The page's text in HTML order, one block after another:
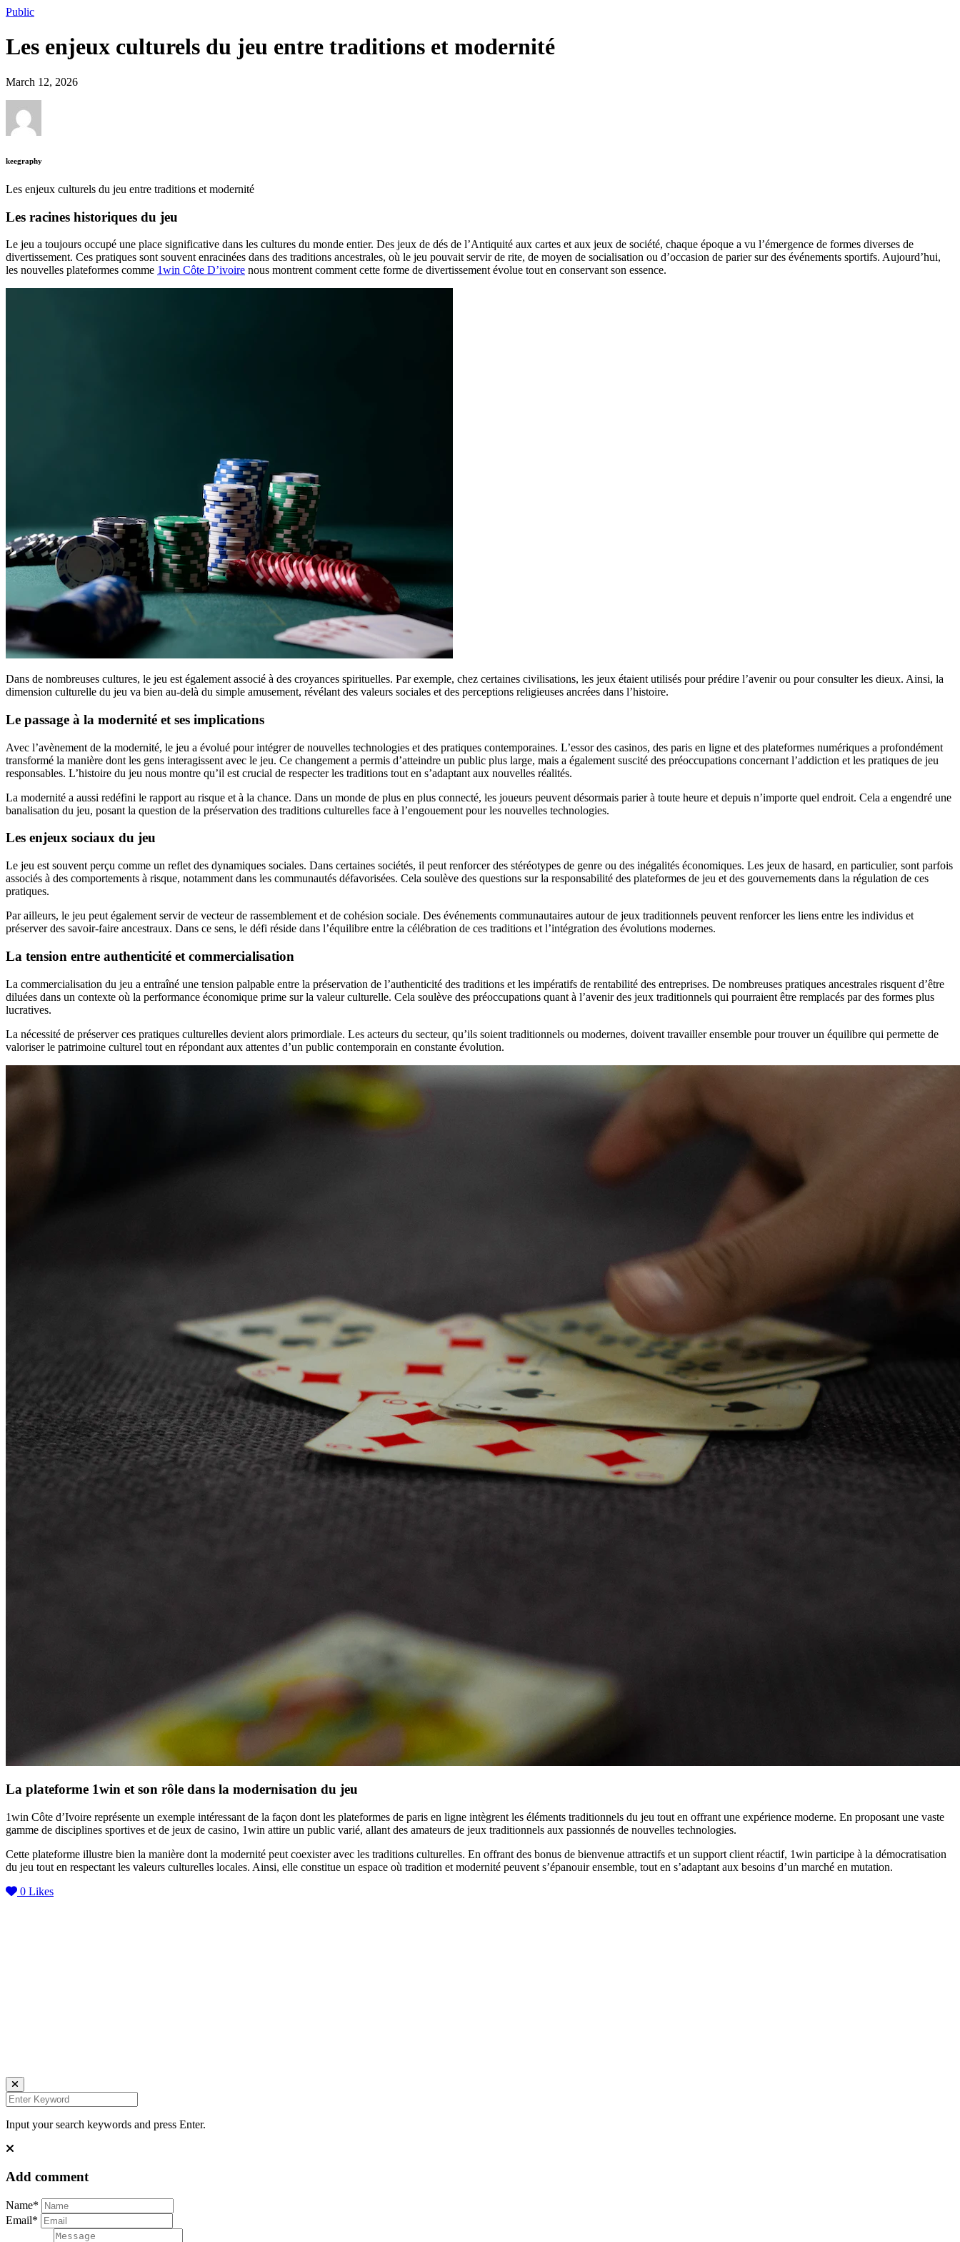
Public
Les enjeux culturels du jeu entre traditions et modernité
March 12, 2026
keegraphy
Les enjeux culturels du jeu entre traditions et modernité
Les racines historiques du jeu
Le jeu a toujours occupé une place significative dans les cultures du monde entier. Des jeux de dés de l’Antiquité aux cartes et aux jeux de société, chaque époque a vu l’émergence de formes diverses de
divertissement. Ces pratiques sont souvent enracinées dans des traditions ancestrales, où le jeu pouvait servir de rite, de moyen de socialisation ou d’occasion de parier sur des événements sportifs. Aujourd’hui,
les nouvelles plateformes comme 1win Côte D’ivoire nous montrent comment cette forme de divertissement évolue tout en conservant son essence.
Dans de nombreuses cultures, le jeu est également associé à des croyances spirituelles. Par exemple, chez certaines civilisations, les jeux étaient utilisés pour prédire l’avenir ou pour consulter les dieux. Ainsi, la
dimension culturelle du jeu va bien au-delà du simple amusement, révélant des valeurs sociales et des perceptions religieuses ancrées dans l’histoire.
Le passage à la modernité et ses implications
Avec l’avènement de la modernité, le jeu a évolué pour intégrer de nouvelles technologies et des pratiques contemporaines. L’essor des casinos, des paris en ligne et des plateformes numériques a profondément
transformé la manière dont les gens interagissent avec le jeu. Ce changement a permis d’atteindre un public plus large, mais a également suscité des préoccupations concernant l’addiction et les pratiques de jeu
responsables. L’histoire du jeu nous montre qu’il est crucial de respecter les traditions tout en s’adaptant aux nouvelles réalités.
La modernité a aussi redéfini le rapport au risque et à la chance. Dans un monde de plus en plus connecté, les joueurs peuvent désormais parier à toute heure et depuis n’importe quel endroit. Cela a engendré une
banalisation du jeu, posant la question de la préservation des traditions culturelles face à l’engouement pour les nouvelles technologies.
Les enjeux sociaux du jeu
Le jeu est souvent perçu comme un reflet des dynamiques sociales. Dans certaines sociétés, il peut renforcer des stéréotypes de genre ou des inégalités économiques. Les jeux de hasard, en particulier, sont parfois
associés à des comportements à risque, notamment dans les communautés défavorisées. Cela soulève des questions sur la responsabilité des plateformes de jeu et des gouvernements dans la régulation de ces
pratiques.
Par ailleurs, le jeu peut également servir de vecteur de rassemblement et de cohésion sociale. Des événements communautaires autour de jeux traditionnels peuvent renforcer les liens entre les individus et
préserver des savoir-faire ancestraux. Dans ce sens, le défi réside dans l’équilibre entre la célébration de ces traditions et l’intégration des évolutions modernes.
La tension entre authenticité et commercialisation
La commercialisation du jeu a entraîné une tension palpable entre la préservation de l’authenticité des traditions et les impératifs de rentabilité des entreprises. De nombreuses pratiques ancestrales risquent d’être
diluées dans un contexte où la performance économique prime sur la valeur culturelle. Cela soulève des préoccupations quant à l’avenir des jeux traditionnels qui pourraient être remplacés par des formes plus
lucratives.
La nécessité de préserver ces pratiques culturelles devient alors primordiale. Les acteurs du secteur, qu’ils soient traditionnels ou modernes, doivent travailler ensemble pour trouver un équilibre qui permette de
valoriser le patrimoine culturel tout en répondant aux attentes d’un public contemporain en constante évolution.
La plateforme 1win et son rôle dans la modernisation du jeu
1win Côte d’Ivoire représente un exemple intéressant de la façon dont les plateformes de paris en ligne intègrent les éléments traditionnels du jeu tout en offrant une expérience moderne. En proposant une vaste
gamme de disciplines sportives et de jeux de casino, 1win attire un public varié, allant des amateurs de jeux traditionnels aux passionnés de nouvelles technologies.
Cette plateforme illustre bien la manière dont la modernité peut coexister avec les traditions culturelles. En offrant des bonus de bienvenue attractifs et un support client réactif, 1win participe à la démocratisation
du jeu tout en respectant les valeurs culturelles locales. Ainsi, elle constitue un espace où tradition et modernité peuvent s’épanouir ensemble, tout en s’adaptant aux besoins d’un marché en mutation.
0 Likes
Input your search keywords and press Enter.
Add comment
Name*
Email*